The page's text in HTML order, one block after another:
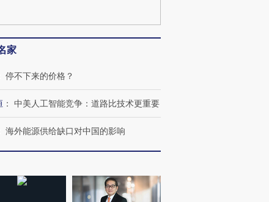
家
停不下来的价格？
： 中美人工智能竞争：道路比技术更重要
海外能源供给缺口对中国的影响